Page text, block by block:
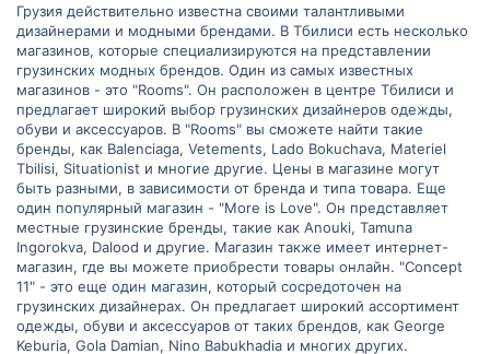
если вы сможете поделиться своими знаниями и
рекомендациями.
Грузия действительно известна своими талантливыми
дизайнерами и модными брендами. В Тбилиси есть несколько
магазинов, которые специализируются на представлении
грузинских модных брендов. Один из самых известных
магазинов - это "Rooms". Он расположен в центре Тбилиси и
предлагает широкий выбор грузинских дизайнеров одежды,
обуви и аксессуаров. В "Rooms" вы сможете найти такие
бренды, как Balenciaga, Vetements, Lado Bokuchava, Materiel
Tbilisi, Situationist и многие другие. Цены в магазине могут
быть разными, в зависимости от бренда и типа товара. Еще
один популярный магазин - "More is Love". Он представляет
местные грузинские бренды, такие как Anouki, Tamuna
Ingorokva, Dalood и другие. Магазин также имеет интернет-
магазин, где вы можете приобрести товары онлайн. "Concept
11" - это еще один магазин, который сосредоточен на
грузинских дизайнерах. Он предлагает широкий ассортимент
одежды, обуви и аксессуаров от таких брендов, как George
Keburia, Gola Damian, Nino Babukhadia и многих других.